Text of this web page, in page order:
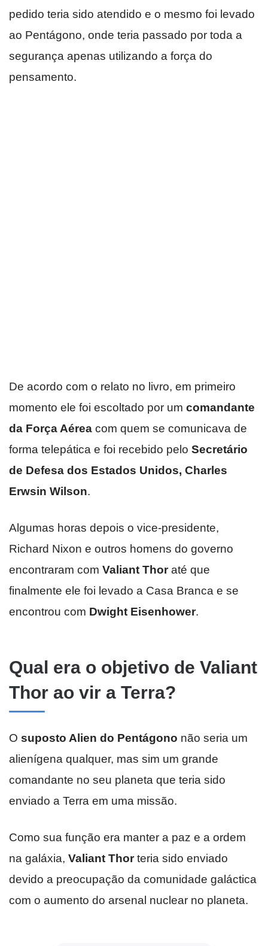
pedido teria sido atendido e o mesmo foi levado
ao Pentágono, onde teria passado por toda a
segurança apenas utilizando a força do
pensamento.
De acordo com o relato no livro, em primeiro
momento ele foi escoltado por um comandante
da Força Aérea com quem se comunicava de
forma telepática e foi recebido pelo Secretário
de Defesa dos Estados Unidos, Charles
Erwsin Wilson.
Algumas horas depois o vice-presidente,
Richard Nixon e outros homens do governo
encontraram com Valiant Thoraté que
finalmente ele foi levado a Casa Branca e se
encontrou com Dwight Eisenhower.
Qual era o objetivo de Valiant
Thor ao vir a Terra?
O suposto Alien do Pentágono não seria um
alienígena qualquer, mas sim um grande
comandante no seu planeta que teria sido
enviado a Terra em uma missão.
Como sua função era manter a paz e a ordem
na galáxia, Valiant Thorteria sido enviado
devido a preocupação da comunidade galáctica
com o aumento do arsenal nuclear no planeta.